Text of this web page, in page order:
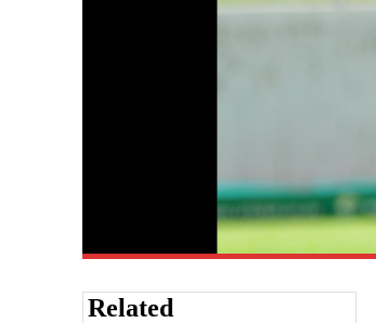
Related